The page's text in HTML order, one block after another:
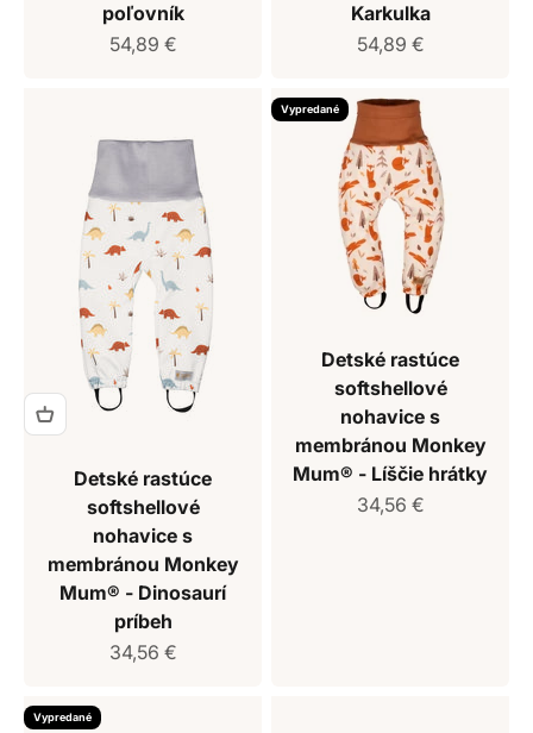
poľovník
Predajná cena
54,89 €
Karkulka
Predajná cena
54,89 €
Detské rastúce
softshellové
nohavice s
membránou Monkey
Mum® - Dinosaurí
príbeh
Predajná cena
34,56 €
Vypredané
Detské rastúce
softshellové
nohavice s
membránou Monkey
Mum® - Líščie hrátky
Predajná cena
34,56 €
Vypredané